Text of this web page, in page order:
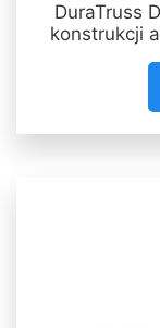
DuraTruss
konstrukcji